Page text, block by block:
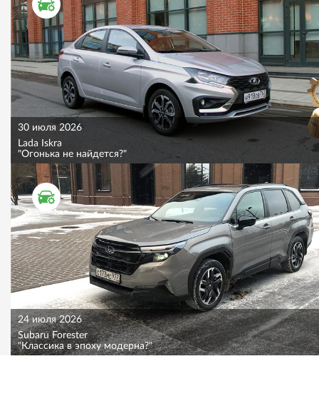
ТЕСТ ДРАЙВ
30 июля 2026
Lada Iskra
"Огонька не найдется?"
ТЕСТ ДРАЙВ
24 июля 2026
Subaru Forester
"Классика в эпоху модерна?"